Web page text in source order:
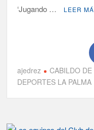
‘Jugando …
LEER
ajedrez CABILDO
DEPORTES LA PALMA